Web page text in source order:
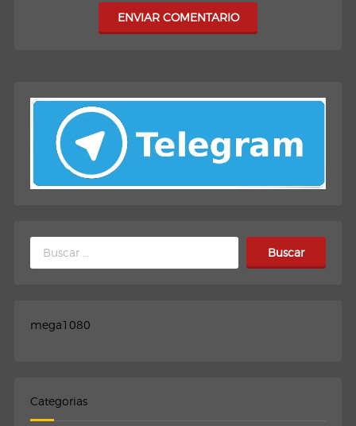
ENVIAR COMENTARIO
Buscar:
mega1080
Categorias